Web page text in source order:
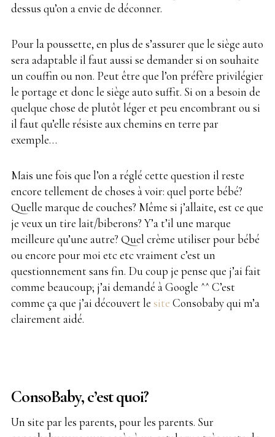
dessus qu’on a envie de déconner.
Pour la poussette, en plus de s’assurer que le siège auto
sera adaptable il faut aussi se demander si on souhaite
un couffin ou non. Peut être que l’on préfère privilégier
le portage et donc le siège auto suffit. Si on a besoin de
quelque chose de plutôt léger et peu encombrant ou si
il faut qu’elle résiste aux chemins en terre par
exemple…
Mais une fois que l’on a réglé cette question il reste
encore tellement de choses à voir: quel porte bébé?
Quelle marque de couches? Même si j’allaite, est ce que
je veux un tire lait/biberons? Y’a t’il une marque
meilleure qu’une autre? Quel crème utiliser pour bébé
ou encore pour moi etc etc vraiment c’est un
questionnement sans fin. Du coup je pense que j’ai fait
comme beaucoup; j’ai demandé à Google ^^ C’est
comme ça que j’ai découvert le site Consobaby qui m’a
clairement aidé.
ConsoBaby, c’est quoi?
Un site par les parents, pour les parents. Sur